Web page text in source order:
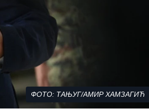
ФОТО: ТАЊУГ/АМИР ХАМЗАГИЋ